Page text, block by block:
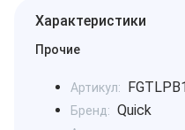
Характеристики
Прочие
Артикул:
Бренд: Quick